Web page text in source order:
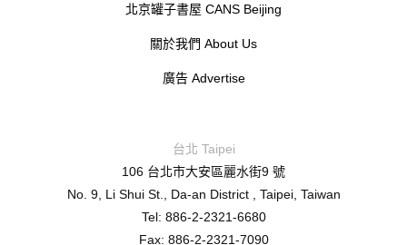
廣告 Advertise
關於我們 About Us
北京罐子書屋 CANS Beijing
台北 Taipei
106 台北市大安區麗水街9 號
No. 9, Li Shui St., Da-an District , Taipei, Taiwan
Tel: 886-2-2321-6680
Fax: 886-2-2321-7090